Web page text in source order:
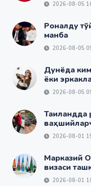
2026-08-05
Роналду
манба
2026-08-05
Дунёда
ёки
2026-08-05
Таиландда
2026-08-01
Марказий
визаси
2026-08-01